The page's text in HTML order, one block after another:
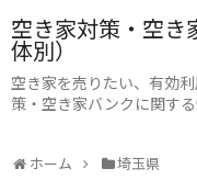
空き家対策・空き
体別）
空き家を売りたい、有効
策・空き家バンクに関す
ホーム 埼玉県